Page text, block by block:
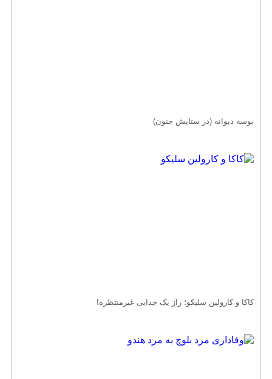
بوسه دیوانه (در ستایش جنون)
کاکا و کارولین سلیکو؛ راز یک جدایی غیرمنتظره!